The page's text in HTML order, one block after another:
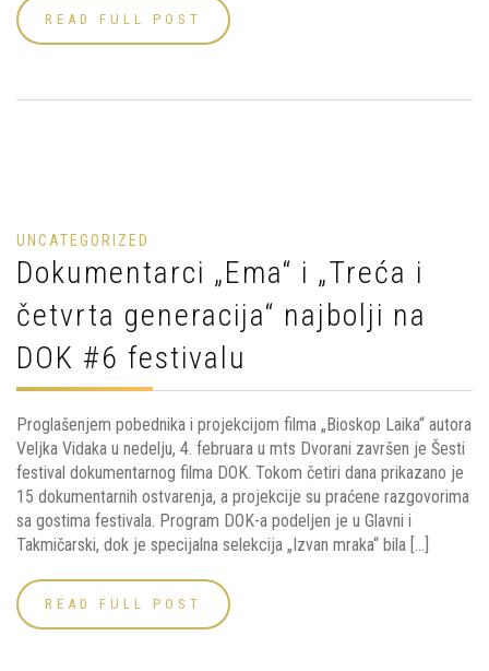
READ FULL POST
UNCATEGORIZED
Dokumentarci „Ema“ i „Treća i
četvrta generacija“ najbolji na
DOK #6 festivalu
Proglašenjem pobednika i projekcijom filma „Bioskop Laika“ autora
Veljka Vidaka u nedelju, 4. februara u mts Dvorani završen je Šesti
festival dokumentarnog filma DOK. Tokom četiri dana prikazano je
15 dokumentarnih ostvarenja, a projekcije su praćene razgovorima
sa gostima festivala. Program DOK-a podeljen je u Glavni i
Takmičarski, dok je specijalna selekcija „Izvan mraka“ bila […]
READ FULL POST